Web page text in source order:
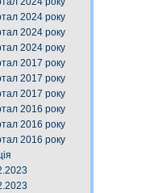
2024 року
2024 року
2024 року
2017 року
2017 року
2017 року
2016 року
2016 року
2016 року